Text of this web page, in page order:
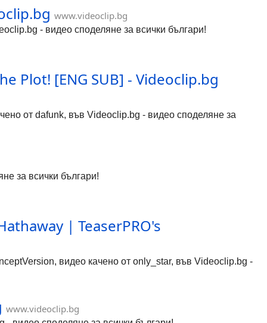
www.videoclip.bg
- видео споделяне за всички българи!
Plot! [ENG SUB] - Videoclip.bg
от dafunk, във Videoclip.bg - видео споделяне за
за всички българи!
| TeaserPRO's
видео качено от only_star, във Videoclip.bg -
www.videoclip.bg